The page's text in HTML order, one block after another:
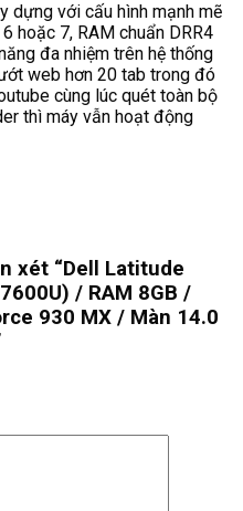
dựng với cấu hình mạnh mẽ
hoặc 7, RAM chuẩn DRR4
đa nhiệm trên hệ thống
web hơn 20 tab trong đó
cùng lúc quét toàn bộ
thì máy vẫn hoạt động
xét “Dell Latitude
/ RAM 8GB /
930 MX / Màn 14.0